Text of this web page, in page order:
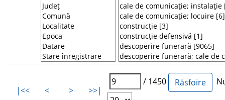
|<< < > >>|
/ 1450